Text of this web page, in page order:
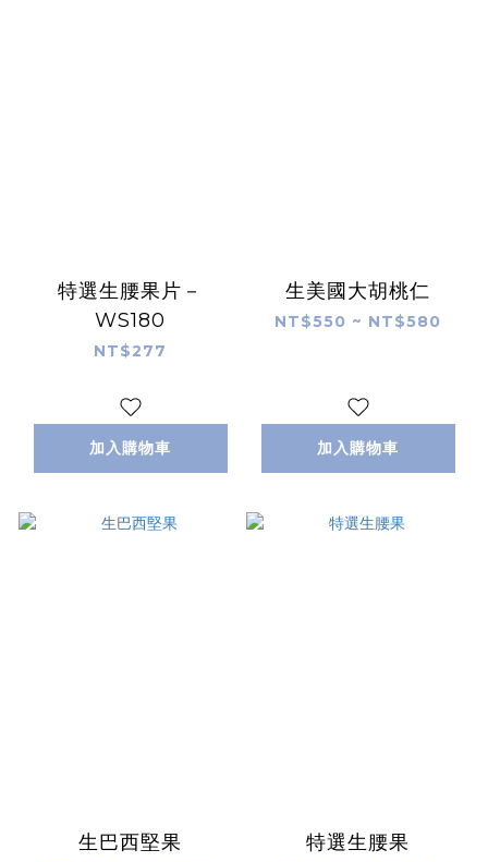
特選生腰果片－
WS180
NT$277
加入購物車
生美國大胡桃仁
NT$550 ~ NT$580
加入購物車
生巴西堅果 特選生腰果